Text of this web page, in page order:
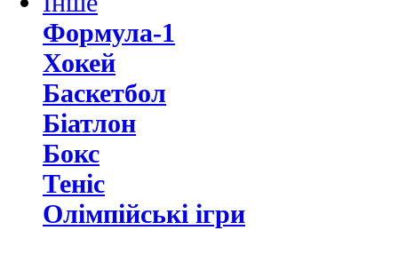
Формула-1
Хокей
Баскетбол
Біатлон
Бокс
Теніс
Олімпійські ігри